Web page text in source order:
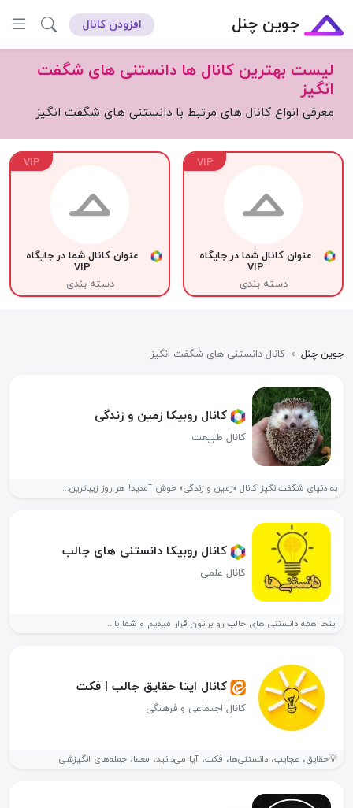
جوین چنل افزودن کانال
لیست بهترین کانال ها دانستنی های شگفت
انگیز
معرفی انواع کانال های مرتبط با دانستنی های شگفت انگیز
VIP
عنوان کانال شما در جایگاه
VIP
دسته بندی
VIP
عنوان کانال شما در جایگاه
VIP
دسته بندی
جوین چنل › کانال دانستنی های شگفت انگیز
کانال روبیکا زمین و زندگی
کانال طبیعت
به دنیای شگفت‌انگیز کانال «زمین و زندگی» خوش آمدید! هر روز زیباترین...
کانال روبیکا دانستنی های جالب
کانال علمی
اینجا همه دانستنی های جالب رو براتون قرار میدیم و شما با...
کانال ایتا حقایق جالب | فکت
کانال اجتماعی و فرهنگی
💡حقایق، عجایب، دانستنی‌ها، فکت، آیا می‌دانید، معما، جمله‌های انگیزشی